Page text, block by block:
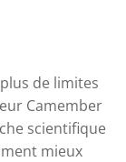
de limites
Camember
scientifique
mieux